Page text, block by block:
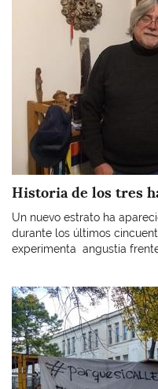
Historia de los tres
Un nuevo estrato ha
durante los últimos
experimenta angustia frente
Imagen